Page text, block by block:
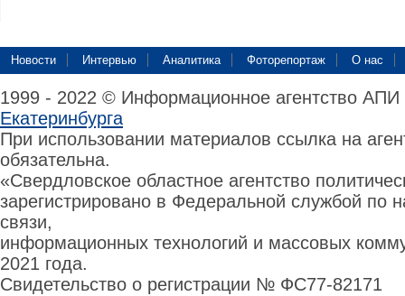
Новости Интервью Аналитика Фоторепортаж О нас
1999 - 2022 © Информационное агентство
Екатеринбурга
При использовании материалов ссылка на
обязательна.
«Свердловское областное агентство
зарегистрировано в Федеральной службой по
связи,
информационных технологий и массовых
2021 года.
Свидетельство о регистрации № ФС77-82171